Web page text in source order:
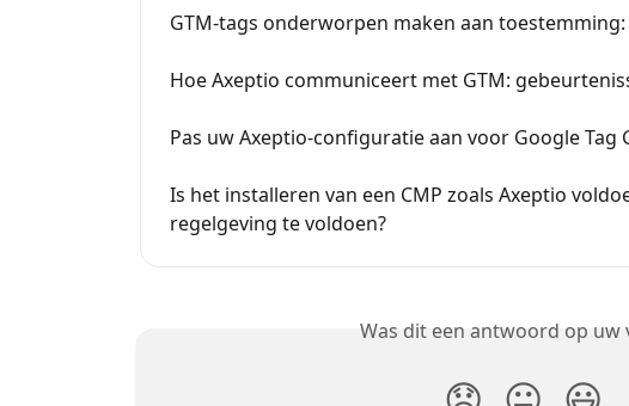
GTM-tags onderworpen maken aan
Hoe Axeptio communiceert met GTM:
Pas uw Axeptio-configuratie aan voor Google Tag
Is het installeren van een CMP zoals Axeptio
regelgeving te voldoen?
Was dit een antwoord op uw